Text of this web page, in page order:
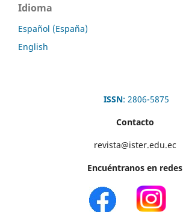
Idioma
Español (España)
English
ISSN: 2806-5875
Contacto
revista@ister.edu.ec
Encuéntranos en redes